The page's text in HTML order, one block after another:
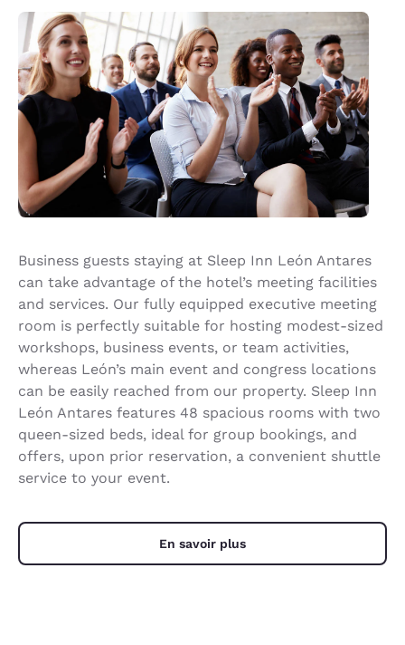
Business guests staying at Sleep Inn León Antares
can take advantage of the hotel’s meeting facilities
and services. Our fully equipped executive meeting
room is perfectly suitable for hosting modest-sized
workshops, business events, or team activities,
whereas León’s main event and congress locations
can be easily reached from our property. Sleep Inn
León Antares features 48 spacious rooms with two
queen-sized beds, ideal for group bookings, and
offers, upon prior reservation, a convenient shuttle
service to your event.
En savoir plus